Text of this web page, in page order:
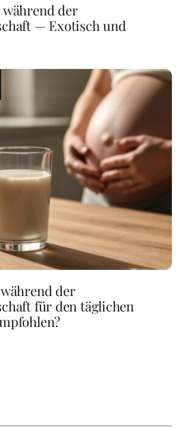
der
— Exotisch und
der
für den täglichen